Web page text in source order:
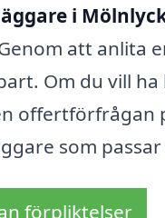
i
att anlita
Om du vill
offertförfrågan
som
förpliktelser